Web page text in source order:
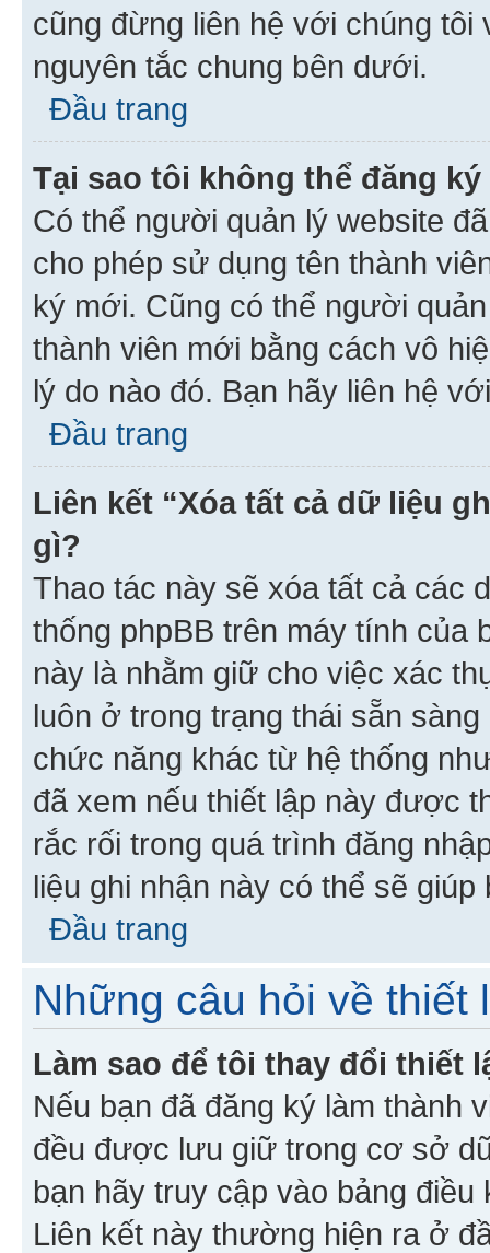
cũng đừng liên hệ với chúng
nguyên tắc chung bên dưới.
Đầu trang
Tại sao tôi không thể đăng
Có thể người quản lý website
cho phép sử dụng tên thành
ký mới. Cũng có thể người
thành viên mới bằng cách vô
lý do nào đó. Bạn hãy liên hệ
Đầu trang
Liên kết “Xóa tất cả dữ liệu
gì?
Thao tác này sẽ xóa tất cả các
thống phpBB trên máy tính của
này là nhằm giữ cho việc xác
luôn ở trong trạng thái sẵn
chức năng khác từ hệ thống
đã xem nếu thiết lập này được
rắc rối trong quá trình đăng
liệu ghi nhận này có thể sẽ
Đầu trang
Những câu hỏi về thiết
Làm sao để tôi thay đổi thiết
Nếu bạn đã đăng ký làm thành
đều được lưu giữ trong cơ sở
bạn hãy truy cập vào bảng
Liên kết này thường hiện ra ở